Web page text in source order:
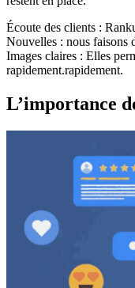
Écoute des clients :
Nouvelles : nous faisons
Images claires : Elles
rapidement.rapidement.
L’importance